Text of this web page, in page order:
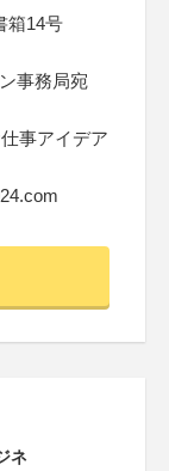
箱14号
事務局宛
事アイデア
ネ